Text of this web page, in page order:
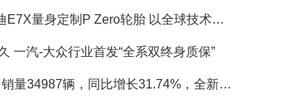
倍耐力为奥迪E7X量身定制P Zero轮胎 以全球技术积淀与本土研发，助力奥迪在华电动化征程
一汽-大众行业首发“全系双终身质保”
昊铂埃安7月销量34987辆，同比增长31.74%，全新Ray系列蓄势待发